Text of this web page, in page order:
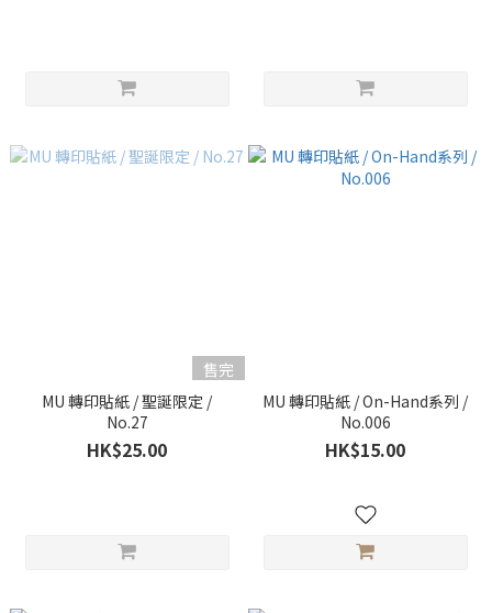
售完
MU 轉印貼紙 / 聖誕限定 /
No.27
HK$25.00
MU 轉印貼紙 / On-Hand系列 /
No.006
HK$15.00